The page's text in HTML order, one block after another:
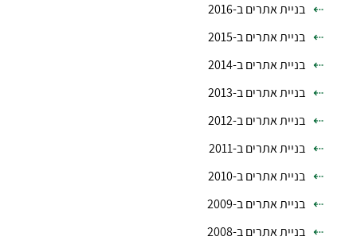
בניית אתרים ב-2016
בניית אתרים ב-2015
בניית אתרים ב-2014
בניית אתרים ב-2013
בניית אתרים ב-2012
בניית אתרים ב-2011
בניית אתרים ב-2010
בניית אתרים ב-2009
בניית אתרים ב-2008